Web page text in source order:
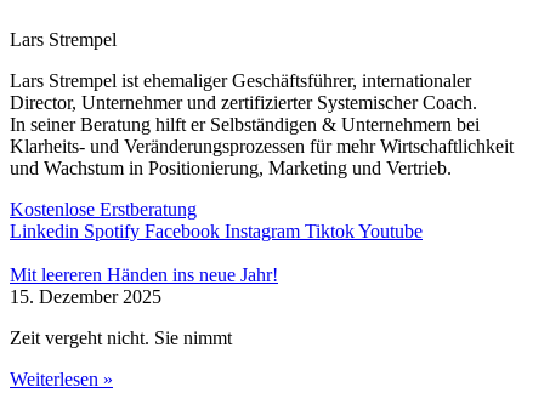
Lars Strempel
Lars Strempel ist ehemaliger Geschäftsführer, internationaler
Director, Unternehmer und zertifizierter Systemischer Coach.
In seiner Beratung hilft er Selbständigen & Unternehmern bei
Klarheits- und Veränderungsprozessen für mehr Wirtschaftlichkeit
und Wachstum in Positionierung, Marketing und Vertrieb.
Kostenlose Erstberatung
Linkedin Spotify Facebook Instagram TiktokYoutube
Mit leereren Händen ins neue Jahr!
15. Dezember 2025
Zeit vergeht nicht. Sie nimmt
Weiterlesen »